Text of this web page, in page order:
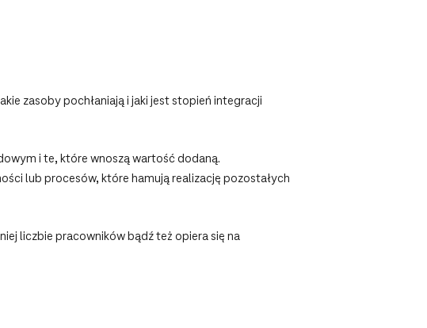
zasoby pochłaniają i jaki jest stopień integracji
i te, które wnoszą wartość dodaną.
lub procesów, które hamują realizację pozostałych
liczbie pracowników bądź też opiera się na